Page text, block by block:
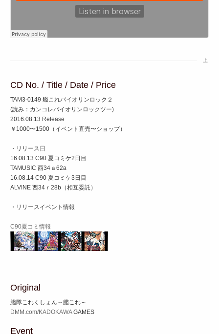
上
CD No. / Title / Date / Price
TAM3-0149 艦これバイオリンロック２
(読み：カンコレバイオリンロックツー)
2016.08.13 Release
￥1000〜1500（イベント直売〜ショップ）
・リリース日
16.08.13 C90 夏コミケ2日目
TAMUSIC 西34ａ62a
16.08.14 C90 夏コミケ3日目
ALVINE 西34ｒ28b（相互委託）
・リリースイベント情報
C90夏コミ情報
Original
艦隊これくしょん～艦これ～
DMM.com/KADOKAWAGAMES
Event